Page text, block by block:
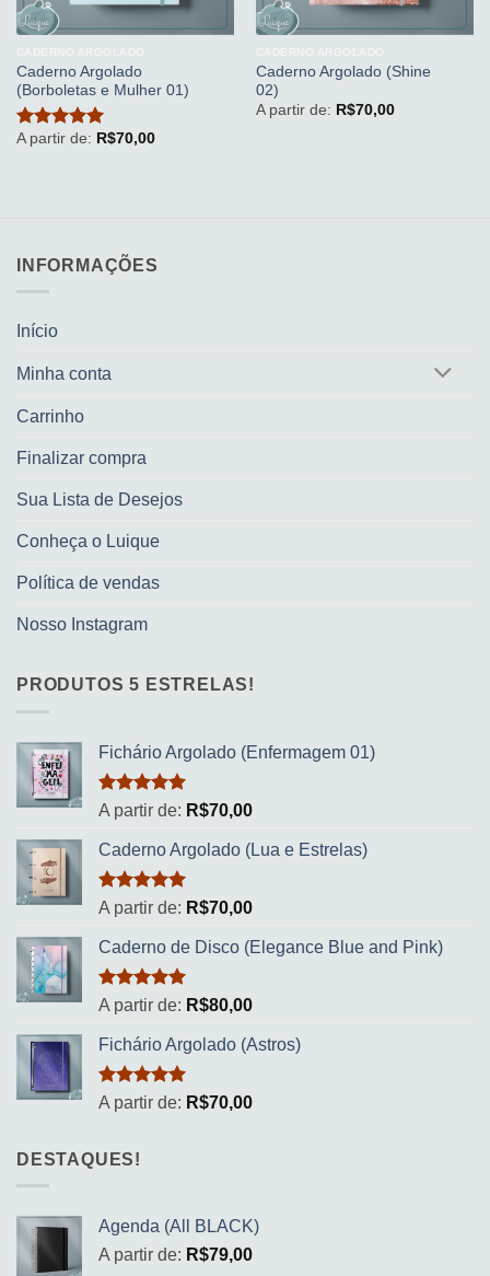
Caderno Argolado
(Borboletas e Mulher 01)
Avaliação 5
A partir de: R$70,00
Caderno Argolado (Shine
02)
A partir de: R$70,00
INFORMAÇÕES
Início
Minha conta
Carrinho
Finalizar compra
Sua Lista de Desejos
Conheça o Luique
Política de vendas
Nosso Instagram
PRODUTOS 5 ESTRELAS!
Fichário Argolado (Enfermagem 01)
Avaliação
5.00
A partir de: R$70,00
Caderno Argolado (Lua e Estrelas)
Avaliação
5.00
A partir de: R$70,00
Caderno de Disco (Elegance Blue and Pink)
Avaliação
5.00
A partir de: R$80,00
Fichário Argolado (Astros)
Avaliação
5.00
A partir de: R$70,00
DESTAQUES!
Agenda (All BLACK)
A partir de: R$79,00